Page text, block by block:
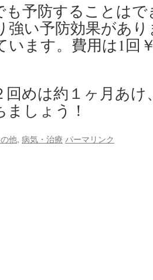
も予防することは
強い予防効果があ
います。費用は1回
回めは約１ヶ月あ
ましょう！
他, 病気・治療 パーマリンク